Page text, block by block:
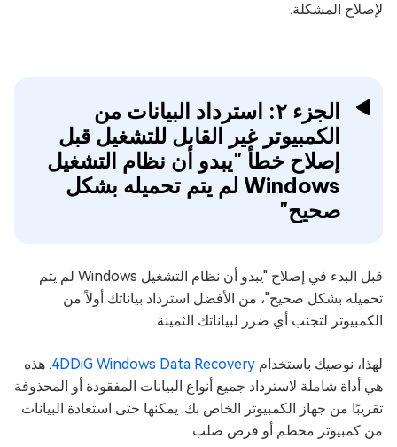
لإصلاح المشكلة.
الجزء ٢: استرداد البيانات من
الكمبيوتر غير القابل للتشغيل قبل
إصلاح خطأ "يبدو أن نظام التشغيل
Windows لم يتم تحميله بشكل
صحيح"
قبل البدء في إصلاح "يبدو أن نظام التشغيل Windows لم يتم
تحميله بشكل صحيح"، من الأفضل استرداد بياناتك أولاً من
الكمبيوتر لتجنب أي ضرر لبياناتك الثمينة.
لهذا، نوصيك باستخدام 4DDiG Windows Data Recovery. هذه
هي أداة شاملة لاسترداد جميع أنواع البيانات المفقودة أو المحذوفة
تقريبًا من جهاز الكمبيوتر الخاص بك. يمكنها حتى استعادة البيانات
من كمبيوتر محطم أو قرص صلب.